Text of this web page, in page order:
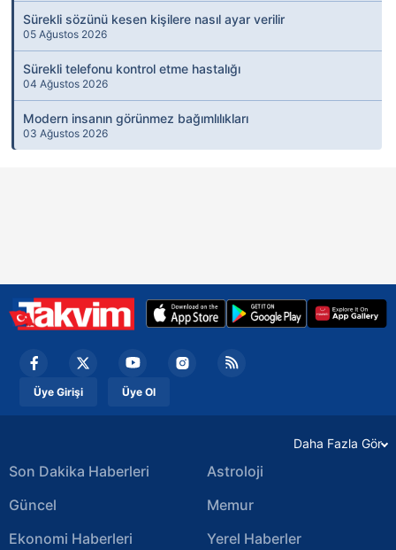
Sürekli sözünü kesen kişilere nasıl ayar verilir
05 Ağustos 2026
Sürekli telefonu kontrol etme hastalığı
04 Ağustos 2026
Modern insanın görünmez bağımlılıkları
03 Ağustos 2026
Üye Girişi Üye Ol
Daha Fazla Gör
Son Dakika Haberleri
Güncel
Ekonomi Haberleri
Astroloji
Memur
Yerel Haberler